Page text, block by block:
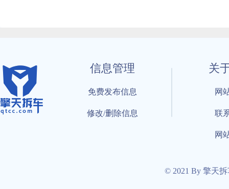
信息管理
免费发布信息
修改/删除信息
关
网
联
网
© 2021 By 擎天